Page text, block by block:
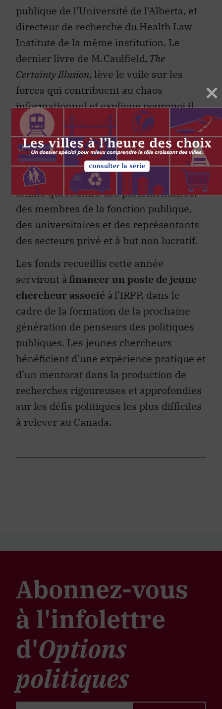
publique de l’Université de l’Alberta, et
directeur de recherche du Health Law
Institute de la même institution. Le
dernier livre de M. Caulfield, The
Certainty Illusion, lève le voile sur les
forces qui contribuent au chaos
informationnel et explique pourquoi il
est si difficile, y compris parfois pour les
experts, d’échapper aux fausses
informations.
La conférence sera suivie d’un cocktail
animé qui réunira des parlementaires,
des membres de la fonction publique,
des universitaires et des représentants
des secteurs privé et à but non lucratif.
Les fonds recueillis cette année
serviront àfinancer un poste de jeune
chercheur associé à l’IRPP, dans le
cadre de la formation de la prochaine
génération de penseurs des politiques
publiques. Les jeunes chercheurs
bénéficient d’une expérience pratique et
d’un mentorat dans la production de
recherches rigoureuses et approfondies
sur les défis politiques les plus difficiles
à relever au Canada.
Abonnez-vous
à l'infolettre
d'Options
politiques